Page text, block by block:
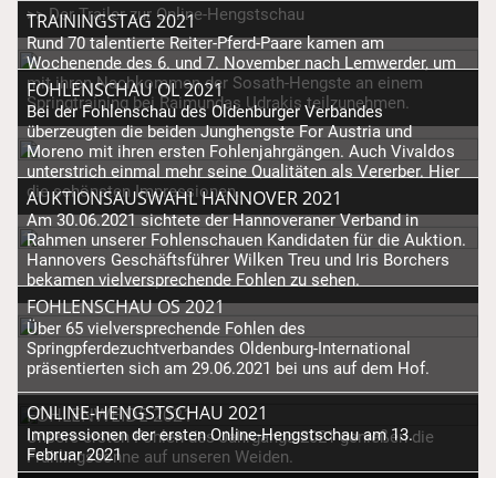
>> Der Trailer zur Online-Hengstschau
TRAININGSTAG 2021
Rund 70 talentierte Reiter-Pferd-Paare kamen am
Wochenende des 6. und 7. November nach Lemwerder, um
mit ihren Nachkommen der Sosath-Hengste an einem
Springtraining bei Raimundas Udrakis teilzunehmen.
FOHLENSCHAU OL 2021
Bei der Fohlenschau des Oldenburger Verbandes
überzeugten die beiden Junghengste For Austria und
Moreno mit ihren ersten Fohlenjahrgängen. Auch Vivaldos
unterstrich einmal mehr seine Qualitäten als Vererber. Hier
die schönsten Impressionen.
AUKTIONSAUSWAHL HANNOVER 2021
Am 30.06.2021 sichtete der Hannoveraner Verband in
Rahmen unserer Fohlenschauen Kandidaten für die Auktion.
Hannovers Geschäftsführer Wilken Treu und Iris Borchers
bekamen vielversprechende Fohlen zu sehen.
FOHLENSCHAU OS 2021
Über 65 vielversprechende Fohlen des
Springpferdezuchtverbandes Oldenburg-International
präsentierten sich am 29.06.2021 bei uns auf dem Hof.
FOHLENWEIDE 2021
Unsere ersten Fohlen des Jahrgangs 2021 genießen die
Frühlingssonne auf unseren Weiden.
ONLINE-HENGSTSCHAU 2021
Impressionen der ersten Online-Hengstschau am 13.
Februar 2021